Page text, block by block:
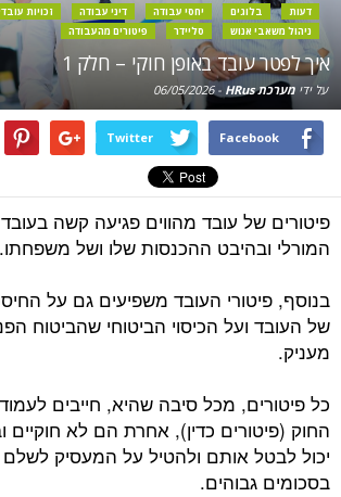
דעות בלוגים יחסי עבודה דיני עבודה
זכויות
ניהול משאבי אנוש
סליידר פיטורים מהעבודה
איך לפטר עובד באופן חוקי – חלק 1
על ידי מערכת HRus -
06/05/2026
Facebook
Twitter
פיטורים של עובד מהווים פגיעה קשה
המורלי ובהיבט ההכנסות שלו ושל משפחתו.
בנוסף, פיטורי העובד משפיעים גם על
של העובד ועל הכיסוי הביטוחי שהביטוח
מעניק.
כל פיטורים, מכל סיבה שהיא, חייבים
החוק (פיטורים כדין), אחרת הם לא חוקיים
יכול לבטל אותם ולהטיל על המעסיק לשלם
בסכומים גבוהים.